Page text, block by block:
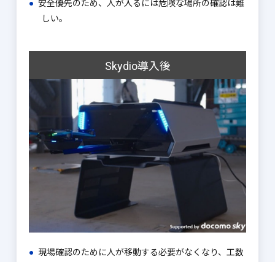
安全優先のため、人が入るには危険な場所の確認は難
しい。
Skydio導入後
現場確認のために人が移動する必要がなくなり、工数